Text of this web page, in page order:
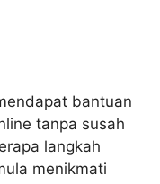
bantuan
tanpa susah
langkah
menikmati